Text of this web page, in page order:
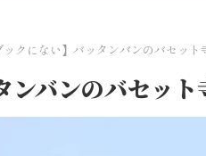
ックにない】バッタンバンのバセット
ンバンのバセット